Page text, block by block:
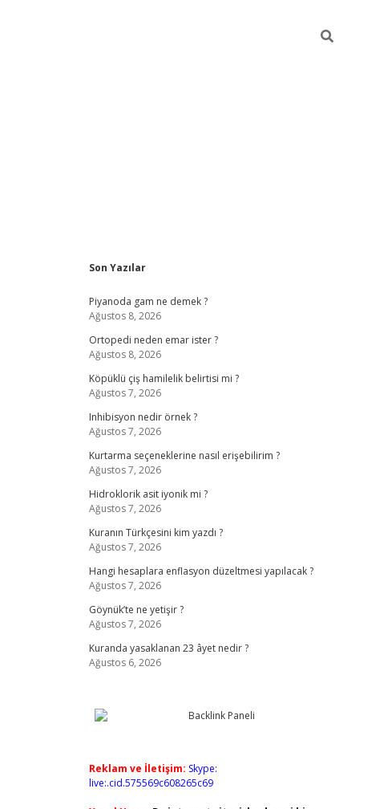
Sidebar
Son Yazılar
Piyanoda gam ne demek ?
Ağustos 8, 2026
Ortopedi neden emar ister ?
Ağustos 8, 2026
Köpüklü çiş hamilelik belirtisi mi ?
Ağustos 7, 2026
Inhibisyon nedir örnek ?
Ağustos 7, 2026
Kurtarma seçeneklerine nasıl erişebilirim ?
Ağustos 7, 2026
Hidroklorik asit iyonik mi ?
Ağustos 7, 2026
Kuranın Türkçesini kim yazdı ?
Ağustos 7, 2026
Hangi hesaplara enflasyon düzeltmesi yapılacak ?
Ağustos 7, 2026
Göynük’te ne yetişir ?
Ağustos 7, 2026
Kuranda yasaklanan 23 âyet nedir ?
Ağustos 6, 2026
Reklam ve İletişim: Skype:
live:.cid.575569c608265c69